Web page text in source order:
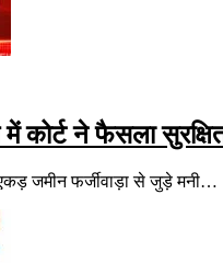
ने फैसला
जमीन फर्जीवाड़ा से जुड़े मनी…